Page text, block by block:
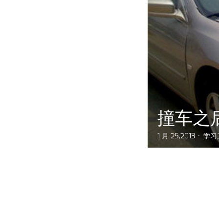
撞车之
1 月 25,2013 学习